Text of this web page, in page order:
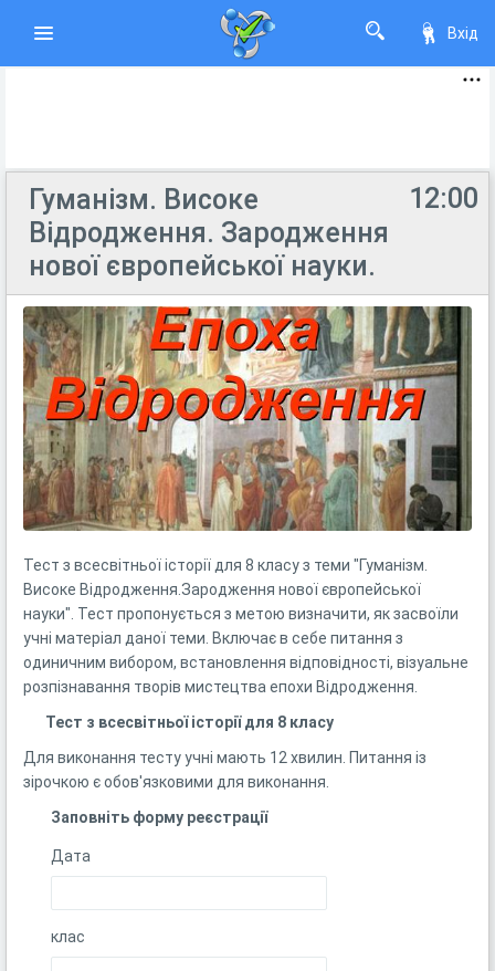
Вхід
12:00
Гуманізм. Високе
Відродження. Зародження
нової європейської науки.
Тест з всесвітньої історії для 8 класу з теми "Гуманізм.
Високе Відродження.Зародження нової європейської
науки". Тест пропонується з метою визначити, як засвоїли
учні матеріал даної теми. Включає в себе питання з
одиничним вибором, встановлення відповідності, візуальне
розпізнавання творів мистецтва епохи Відродження.
Тест з всесвітньої історії для 8 класу
Для виконання тесту учні мають 12 хвилин. Питання із
зірочкою є обов'язковими для виконання.
Заповніть форму реєстрації
Дата
клас